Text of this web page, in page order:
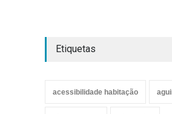
Etiquetas
acessibilidade habitação